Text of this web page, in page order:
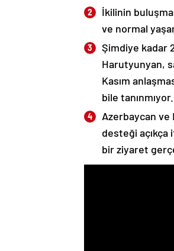
İkilinin
ve normal
Şimdiye kadar
Harutyunyan,
Kasım
bile tanınmıyor.
Azerbaycan ve
desteği
bir ziyaret